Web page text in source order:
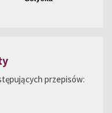
przepisów: